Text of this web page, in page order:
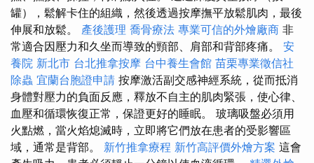
罐），鬆解卡住的組織，然後透過按摩撫平放鬆肌肉，最後
伸展和放鬆。 產後護理 喬骨療法 專業可信的外燴廠商 非
常適合因壓力和久坐而導致的頸部、肩部和背部疼痛。 安
養院 新北市 台北推拿按摩 台中養生會館 苗栗專業徵信社
除蟲 宜蘭台胞證申請 按摩激活副交感神經系統，從而抵消
身體對壓力的負面反應，釋放不自主的肌肉緊張，使心律、
血壓和循環恢復正常，保證更好的睡眠。 玻璃吸盤必須用
火點燃，當火焰熄滅時，立即將它們放在患者的受影響區
域，通常是背部。 新竹推拿療程 新竹高評價外燴方案 這會